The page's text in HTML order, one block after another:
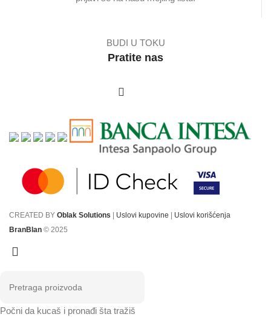
BUDI U TOKU
Pratite nas
CREATED BY Oblak Solutions Uslovi kupovine
Uslovi korišćenja
BranBlan © 2025
Počni da kucaš i pronađi šta tražiš